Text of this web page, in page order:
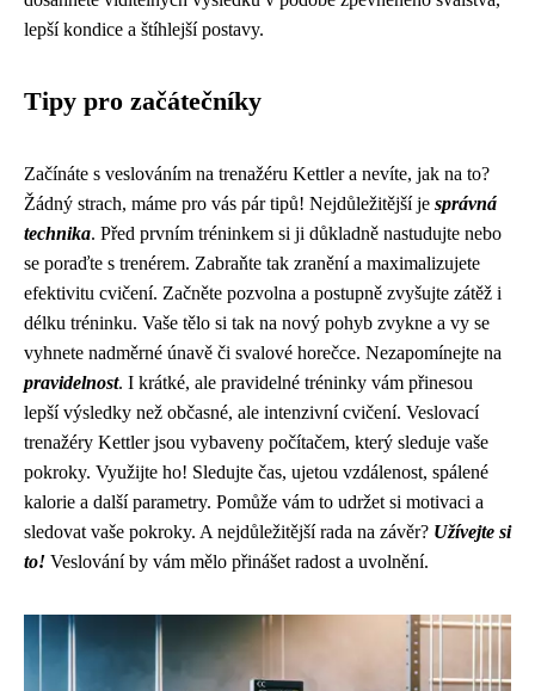
lepší kondice a štíhlejší postavy.
Tipy pro začátečníky
Začínáte s veslováním na trenažéru Kettler a nevíte, jak na to?
Žádný strach, máme pro vás pár tipů! Nejdůležitější je správná
technika. Před prvním tréninkem si ji důkladně nastudujte nebo
se poraďte s trenérem. Zabraňte tak zranění a maximalizujete
efektivitu cvičení. Začněte pozvolna a postupně zvyšujte zátěž i
délku tréninku. Vaše tělo si tak na nový pohyb zvykne a vy se
vyhnete nadměrné únavě či svalové horečce. Nezapomínejte na
pravidelnost. I krátké, ale pravidelné tréninky vám přinesou
lepší výsledky než občasné, ale intenzivní cvičení. Veslovací
trenažéry Kettler jsou vybaveny počítačem, který sleduje vaše
pokroky. Využijte ho! Sledujte čas, ujetou vzdálenost, spálené
kalorie a další parametry. Pomůže vám to udržet si motivaci a
sledovat vaše pokroky. A nejdůležitější rada na závěr? Užívejte si
to! Veslování by vám mělo přinášet radost a uvolnění.